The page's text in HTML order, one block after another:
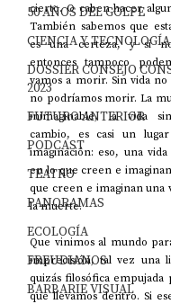
50 AÑOS DEL GOLPE
CIENCIA Y TECNOLOGÍA
DOSSIER CONSEJO
2023
FUTURO ANTERIOR
PODCAST
TEATRO
PANORAMAS
ECOLOGÍA
FREUDIANOS
BARBARIE VISUAL
cierto. O caben hacer
También sabemos que
es una certeza, y si
entonces tampoco
vamos a morir. Sin vida
no podríamos morir. La
inimaginable, la vida
cambio, es casi un
imaginación: eso, una
en lo que creen e
que creen e imaginan una
la muerte.
Que vinimos al mundo
imprecisión, tal vez una
quizás filosófica empujada
que llevamos dentro. Si